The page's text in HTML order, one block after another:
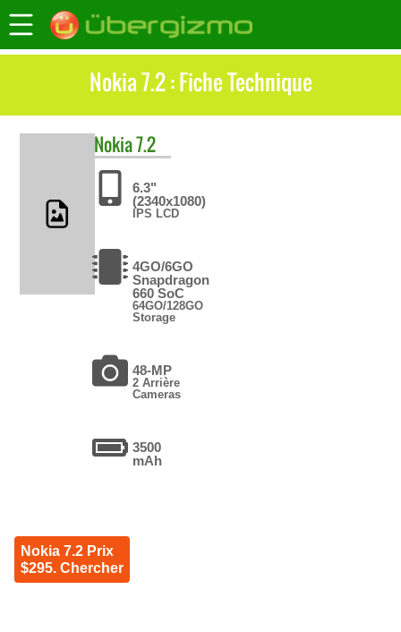
Nokia 7.2 : Fiche Technique
Nokia7.2
6.3"
(2340x1080)
IPS LCD
4GO/6GO
Snapdragon
660 SoC
64GO/128GO
Storage
48-MP
2 Arrière
Cameras
3500
mAh
Nokia 7.2 Prix
$295. Chercher